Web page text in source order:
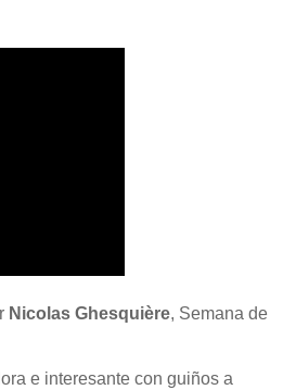
Nicolas Ghesquière, Semana de
e interesante con guiños a